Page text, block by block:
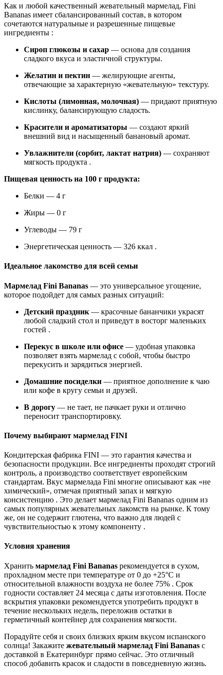
Как и любой качественный жевательный мармелад, Fini
Bananas имеет сбалансированный состав, в котором
сочетаются натуральные и разрешенные пищевые
ингредиенты :
Сироп глюкозы и сахар — основа для создания
сладкого вкуса и эластичной структуры.
Желатин и пектин — желирующие агенты,
отвечающие за характерную «жевательную» текстуру.
Кислоты (лимонная, молочная) — придают приятную
кислинку, балансирующую сладость.
Красители и ароматизаторы — создают яркий
внешний вид и насыщенный банановый аромат.
Увлажнители (сорбит, лактат натрия) — сохраняют
мягкость продукта .
Пищевая ценность на 100 г продукта:
Белки — 4 г
Жиры — 0 г
Углеводы — 79 г
Энергетическая ценность — 326 ккал .
Идеальное лакомство для всей семьи
Мармелад Fini Bananas — это универсальное угощение,
которое подойдет для самых разных ситуаций:
Детский праздник — красочные бананчики украсят
любой сладкий стол и приведут в восторг маленьких
гостей .
Перекус в школе или офисе — удобная упаковка
позволяет взять мармелад с собой, чтобы быстро
перекусить и зарядиться энергией.
Домашние посиделки — приятное дополнение к чаю
или кофе в кругу семьи и друзей.
В дорогу — не тает, не пачкает руки и отлично
переносит транспортировку.
Почему выбирают мармелад FINI
Кондитерская фабрика FINI — это гарантия качества и
безопасности продукции. Все ингредиенты проходят строгий
контроль, а производство соответствует европейским
стандартам. Вкус мармелада Fini многие описывают как «не
химический», отмечая приятный запах и мягкую
консистенцию . Это делает мармелад Fini Bananas одним из
самых популярных жевательных лакомств на рынке. К тому
же, он не содержит глютена, что важно для людей с
чувствительностью к этому компоненту .
Условия хранения
Хранить мармелад Fini Bananas рекомендуется в сухом,
прохладном месте при температуре от 0 до +25°C и
относительной влажности воздуха не более 75% . Срок
годности составляет 24 месяца с даты изготовления. После
вскрытия упаковки рекомендуется употребить продукт в
течение нескольких недель, переложив остатки в
герметичный контейнер для сохранения мягкости.
Порадуйте себя и своих близких ярким вкусом испанского
солнца! Закажите жевательный мармелад Fini Bananas с
доставкой в Екатеринбург прямо сейчас. Это отличный
способ добавить красок и сладости в повседневную жизнь.